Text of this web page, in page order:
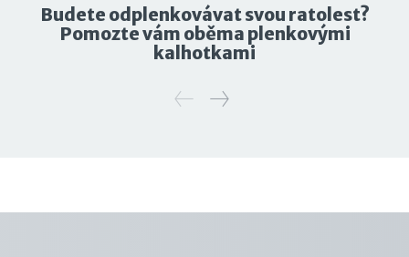
Budete odplenkovávat svou ratolest?
Pomozte vám oběma plenkovými
kalhotkami